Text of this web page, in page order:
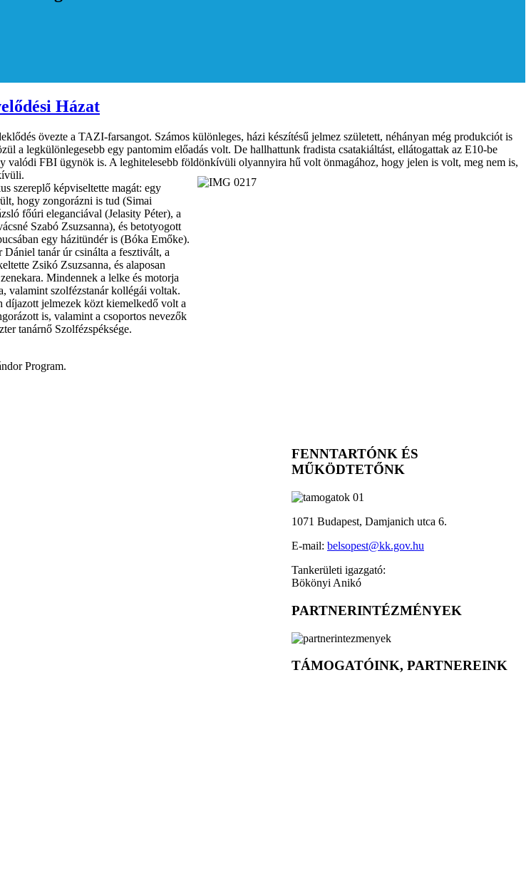
Házat
övezte a TAZI-farsangot. Számos különleges, házi készítésű jelmez született, néhányan még produkciót is
a legkülönlegesebb egy pantomim előadás volt. De hallhattunk fradista csatakiáltást, ellátogattak az E10-be
valódi FBI ügynök is. A leghitelesebb földönkívüli olyannyira hű volt önmagához, hogy jelen is volt, meg nem is,
szereplő képviseltette magát: egy
hogy zongorázni is tud (Simai
főúri eleganciával (Jelasity Péter), a
Szabó Zsuzsanna), és betotyogott
egy házitündér is (Bóka Emőke).
Dániel tanár úr csinálta a fesztivált, a
Zsikó Zsuzsanna, és alaposan
Mindennek a lelke és motorja
valamint szolfézstanár kollégái voltak.
díjazott jelmezek közt kiemelkedő volt a
is, valamint a csoportos nevezők
tanárnő Szolfézspéksége.
Program.
FENNTARTÓNK ÉS
MŰKÖDTETŐNK
1071 Budapest, Damjanich utca 6.
E-mail: belsopest@kk.gov.hu
Tankerületi igazgató:
Bökönyi Anikó
PARTNERINTÉZMÉNYEK
TÁMOGATÓINK, PARTNEREINK